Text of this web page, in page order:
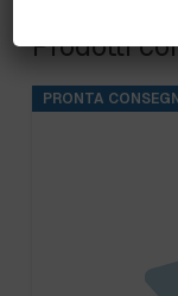
Prodotti
PRONTA